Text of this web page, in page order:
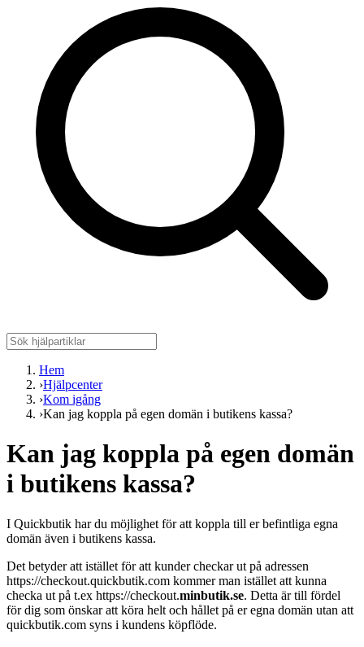
Hem
›Hjälpcenter
›Kom igång
›Kan jag koppla på egen domän i butikens kassa?
Kan jag koppla på egen domän
i butikens kassa?
I Quickbutik har du möjlighet för att koppla till er befintliga egna
domän även i butikens kassa.
Det betyder att istället för att kunder checkar ut på adressen
https://checkout.quickbutik.com kommer man istället att kunna
checka ut på t.ex https://checkout.minbutik.se. Detta är till fördel
för dig som önskar att köra helt och hållet på er egna domän utan att
quickbutik.com syns i kundens köpflöde.